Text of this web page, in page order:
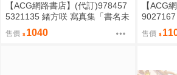
【ACG網路書店】(代訂)978457
5321135 緒方咲 寫真集「書名未
定」
售價 1040
【ACG
to book
售價